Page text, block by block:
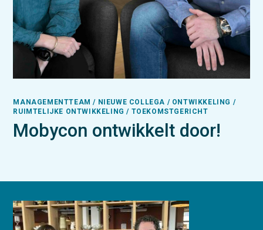
MANAGEMENTTEAM / NIEUWE COLLEGA / ONTWIKKELING /
RUIMTELIJKE ONTWIKKELING / TOEKOMSTGERICHT
Mobycon ontwikkelt door!